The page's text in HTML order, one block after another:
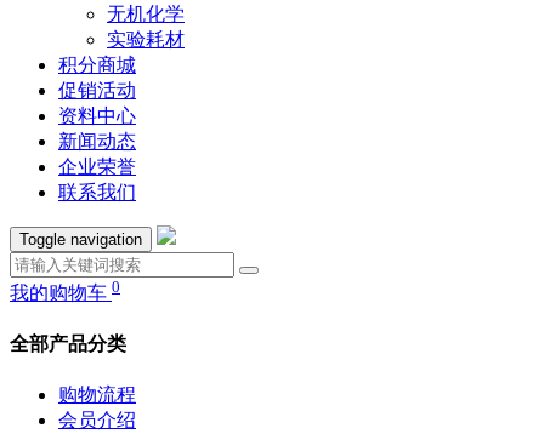
无机化学
实验耗材
积分商城
促销活动
资料中心
新闻动态
企业荣誉
联系我们
Toggle navigation
我的购物车 0
全部产品分类
购物流程
会员介绍